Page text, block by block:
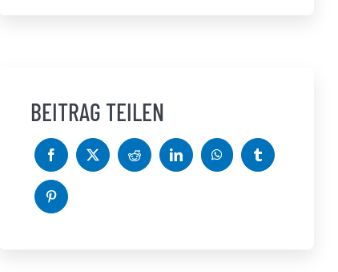
BEITRAG TEILEN